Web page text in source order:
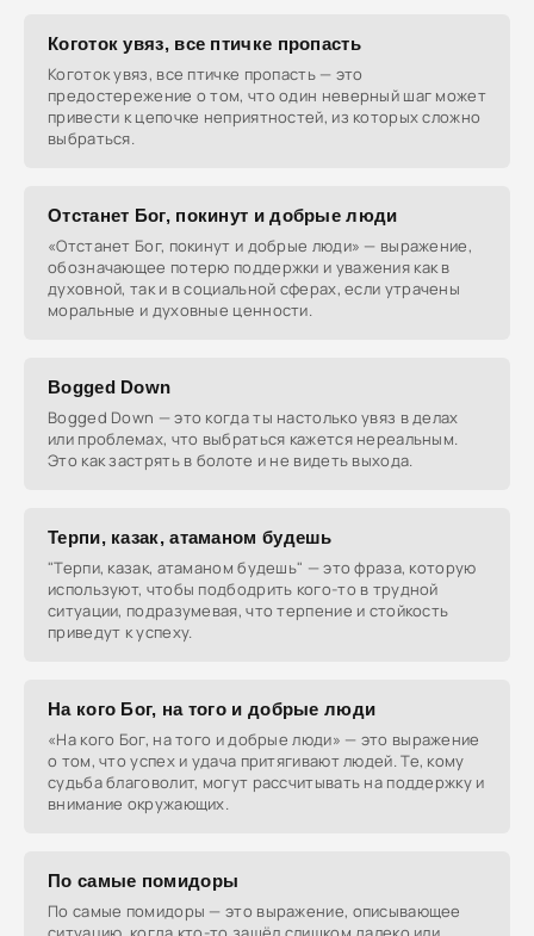
Коготок увяз, все птичке пропасть
Коготок увяз, все птичке пропасть — это
предостережение о том, что один неверный шаг может
привести к цепочке неприятностей, из которых сложно
выбраться.
Отстанет Бог, покинут и добрые люди
«Отстанет Бог, покинут и добрые люди» — выражение,
обозначающее потерю поддержки и уважения как в
духовной, так и в социальной сферах, если утрачены
моральные и духовные ценности.
Bogged Down
Bogged Down — это когда ты настолько увяз в делах
или проблемах, что выбраться кажется нереальным.
Это как застрять в болоте и не видеть выхода.
Терпи, казак, атаманом будешь
"Терпи, казак, атаманом будешь" — это фраза, которую
используют, чтобы подбодрить кого-то в трудной
ситуации, подразумевая, что терпение и стойкость
приведут к успеху.
На кого Бог, на того и добрые люди
«На кого Бог, на того и добрые люди» — это выражение
о том, что успех и удача притягивают людей. Те, кому
судьба благоволит, могут рассчитывать на поддержку и
внимание окружающих.
По самые помидоры
По самые помидоры — это выражение, описывающее